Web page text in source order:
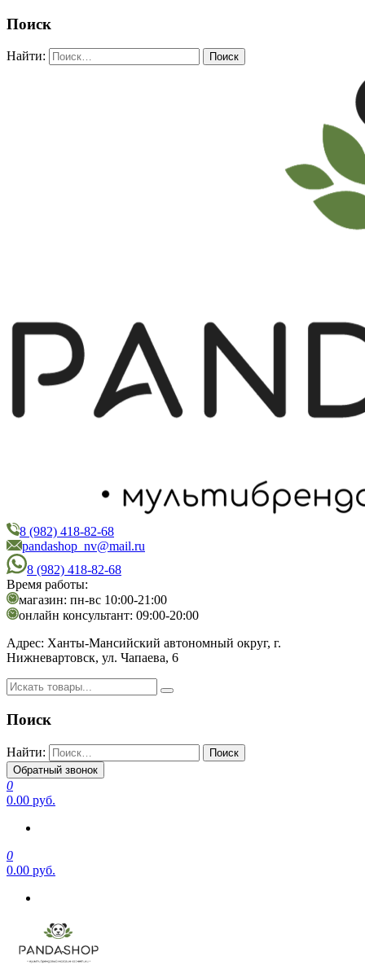
Поиск
Найти:
PandaShop
Интернет-магазин косметики
8 (982) 418-82-68
pandashop_nv@mail.ru
8 (982) 418-82-68
Время работы:
магазин: пн-вс 10:00-21:00
онлайн консультант: 09:00-20:00
Адрес: Ханты-Мансийский автономный округ, г.
Нижневартовск, ул. Чапаева, 6
Поиск
Найти:
Обратный звонок
0
0.00 руб.
0
0.00 руб.